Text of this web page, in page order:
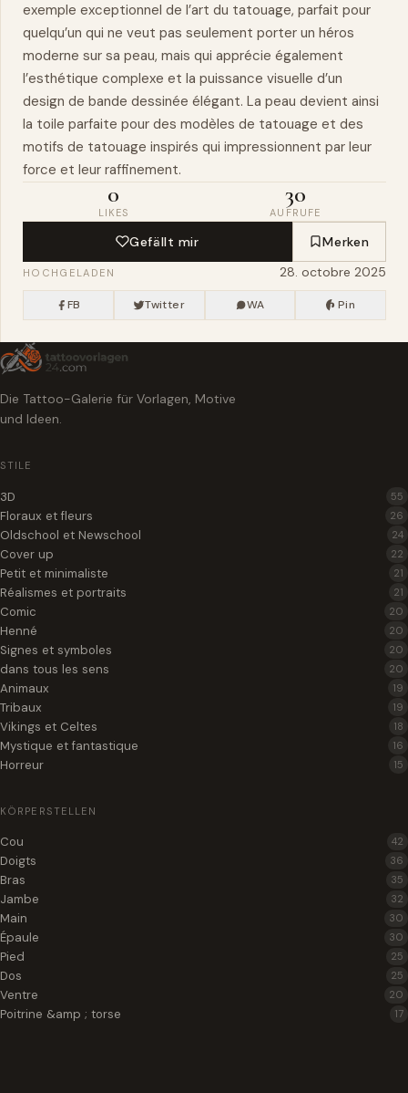
exemple exceptionnel de l’art du tatouage, parfait pour
quelqu’un qui ne veut pas seulement porter un héros
moderne sur sa peau, mais qui apprécie également
l’esthétique complexe et la puissance visuelle d’un
design de bande dessinée élégant. La peau devient ainsi
la toile parfaite pour des modèles de tatouage et des
motifs de tatouage inspirés qui impressionnent par leur
force et leur raffinement.
0
LIKES
30
AUFRUFE
Gefällt mir Merken
HOCHGELADEN 28. octobre 2025
FB Twitter WA Pin
Die Tattoo-Galerie für Vorlagen, Motive
und Ideen.
STILE
3D 55
Floraux et fleurs 26
Oldschool et Newschool 24
Cover up 22
Petit et minimaliste 21
Réalismes et portraits 21
Comic 20
Henné 20
Signes et symboles 20
dans tous les sens 20
Animaux 19
Tribaux 19
Vikings et Celtes 18
Mystique et fantastique 16
Horreur 15
KÖRPERSTELLEN
Cou 42
Doigts 36
Bras 35
Jambe 32
Main 30
Épaule 30
Pied 25
Dos 25
Ventre 20
Poitrine &amp ; torse 17